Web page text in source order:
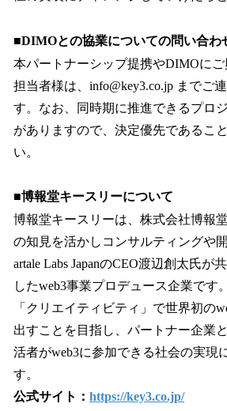
■DIMOとの協業についての問い合わ
本パートナーシップ提携やDIMOに
担当者様は、info@key3.co.jp までご
す。なお、同時期に推進できるプロ
がありますので、決定優先であるこ
い。
■博報堂キースリーについて
博報堂キースリーは、株式会社博報
の知見を活かしコンサルティングや
artale Labs JapanのCEO渡辺創太氏が
したweb3事業プロデュース企業です
「クリエイティビティ」で世界初の
出すことを目指し、パートナー企業
活者がweb3に参加できる社会の実現
す。
公式サイト： https://key3.co.jp/